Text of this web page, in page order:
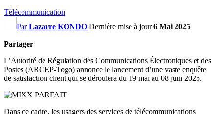
Télécommunication
ParLazarre KONDO Dernière mise à jour6 Mai 2025
Partager
L’Autorité de Régulation des Communications Électroniques et des
Postes (ARCEP-Togo) annonce le lancement d’une vaste enquête
de satisfaction client qui se déroulera du 19 mai au 08 juin 2025.
Dans ce cadre, les usagers des services de télécommunications